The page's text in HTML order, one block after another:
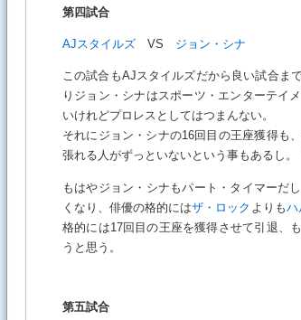
第四試合
AJスタイルズ VS ジョン・シナ
この試合もAJスタイルズだから良い試合ま
りジョン・シナはスポーツ・エンターテイ
いけれどプロレスとしてはつまんない。
それにジョン・シナの16回目の王座獲得も
張れる人がずっといないという事もあるし。
もはやジョン・シナもパート・タイマーだ
くなり、俳優の格的にはザ・ロック よりもハ
格的には17回目の王座を獲得させて引退、
うと思う。
第五試合